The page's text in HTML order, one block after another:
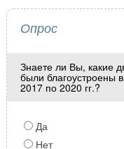
Опрос
Знаете ли Вы, какие
были благоустроены
2017 по 2020 гг.?
Да
Нет